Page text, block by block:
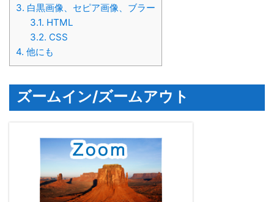
3. 白黒画像、セピア画像、ブラー
3.1. HTML
3.2. CSS
4. 他にも
ズームイン/ズームアウト